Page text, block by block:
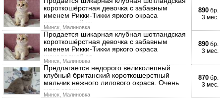
короткошёрстная девочка с забавным
именем Рикки-Тикки яркого окраса
шоколадной зо
Минск, Малиновка
890 бр.
3 мес.
Продается шикарная клубная шотландская
короткошёрстная девочка с забавным
именем Рикки-Тикки яркого окраса
шоколадной зо
Минск, Малиновка
890 бр.
3 мес.
Предлагается недорого великолепный
клубный британский короткошерстный
мальчик нежного лилового окраса. Очень
ждет своих
Минск, Малиновка
870 бр.
3 мес.